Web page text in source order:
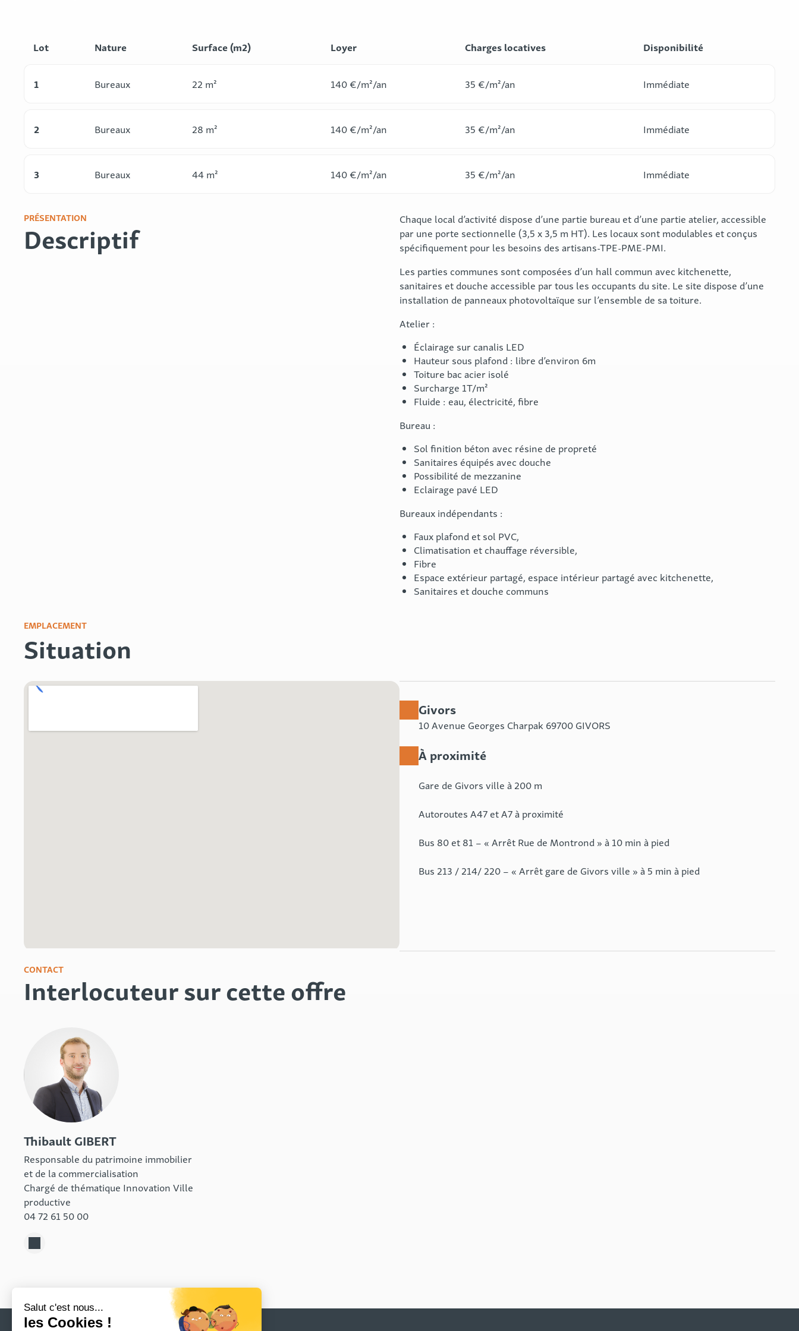
Lot Nature Surface (m2) Loyer Charges locatives Disponibilité
1 Bureaux 22 m² 140 €/m²/an 35 €/m²/an Immédiate
2 Bureaux 28 m² 140 €/m²/an 35 €/m²/an Immédiate
3 Bureaux 44 m² 140 €/m²/an 35 €/m²/an Immédiate
PRÉSENTATION
Descriptif
Chaque local d’activité dispose d’une partie bureau et d’une partie atelier, accessible
par une porte sectionnelle (3,5 x 3,5 m HT). Les locaux sont modulables et conçus
spécifiquement pour les besoins des artisans-TPE-PME-PMI.
Les parties communes sont composées d’un hall commun avec kitchenette,
sanitaires et douche accessible par tous les occupants du site. Le site dispose d’une
installation de panneaux photovoltaïque sur l’ensemble de sa toiture.
Atelier :
Éclairage sur canalis LED
Hauteur sous plafond : libre d’environ 6m
Toiture bac acier isolé
Surcharge 1T/m²
Fluide : eau, électricité, fibre
Bureau :
Sol finition béton avec résine de propreté
Sanitaires équipés avec douche
Possibilité de mezzanine
Eclairage pavé LED
Bureaux indépendants :
Faux plafond et sol PVC,
Climatisation et chauffage réversible,
Fibre
Espace extérieur partagé, espace intérieur partagé avec kitchenette,
Sanitaires et douche communs
EMPLACEMENT
Situation
Givors
10 Avenue Georges Charpak 69700 GIVORS
À proximité
Gare de Givors ville à 200 m
Autoroutes A47 et A7 à proximité
Bus 80 et 81 – « Arrêt Rue de Montrond » à 10 min à pied
Bus 213 / 214/ 220 – « Arrêt gare de Givors ville » à 5 min à pied
CONTACT
Interlocuteur sur cette offre
Thibault GIBERT
Responsable du patrimoine immobilier
et de la commercialisation
Chargé de thématique Innovation Ville
productive
04 72 61 50 00